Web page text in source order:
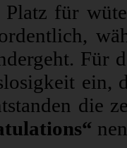
Platz für
Für
ein,
die